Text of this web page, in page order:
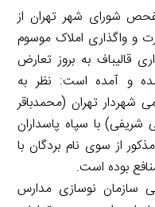
شورای شهر تهران از
و واگذاری املاک موسوم
قالیباف به بروز تعارض
شده و آمده است: نظر به
شهردار تهران (محمدباقر
شریفی) با سپاه پاسداران
از سوی نام بردگان با
بوده است.
سازمان نوسازی مدارس